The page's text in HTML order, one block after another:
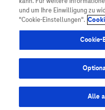
und um Ihre Einwilligung zu
"Cookie-Einstellungen".
Cookie-
Alle